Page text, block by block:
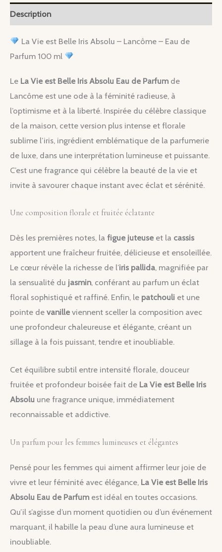
Iris
Absolu
–
Lancôme
Description
La Vie est Belle Iris Absolu – Lancôme – Eau de
Parfum 100 ml
Le La Vie est Belle Iris Absolu Eau de Parfum de
Lancôme est une ode à la féminité radieuse, à
l’optimisme et à la liberté. Inspirée du célèbre classique
de la maison, cette version plus intense et florale
sublime l’iris, ingrédient emblématique de la parfumerie
de luxe, dans une interprétation lumineuse et puissante.
C’est une fragrance qui célèbre la beauté de la vie et
invite à savourer chaque instant avec éclat et sérénité.
Une composition florale et fruitée éclatante
Dès les premières notes, la figue juteuse et la cassis
apportent une fraîcheur fruitée, délicieuse et ensoleillée.
Le cœur révèle la richesse de l’iris pallida, magnifiée par
la sensualité du jasmin, conférant au parfum un éclat
floral sophistiqué et raffiné. Enfin, le patchouli et une
pointe de vanille viennent sceller la composition avec
une profondeur chaleureuse et élégante, créant un
sillage à la fois puissant, tendre et inoubliable.
Cet équilibre subtil entre intensité florale, douceur
fruitée et profondeur boisée fait de La Vie est Belle Iris
Absolu une fragrance unique, immédiatement
reconnaissable et addictive.
Un parfum pour les femmes lumineuses et élégantes
Pensé pour les femmes qui aiment affirmer leur joie de
vivre et leur féminité avec élégance, La Vie est Belle Iris
Absolu Eau de Parfum est idéal en toutes occasions.
Qu’il s’agisse d’un moment quotidien ou d’un événement
marquant, il habille la peau d’une aura lumineuse et
inoubliable.